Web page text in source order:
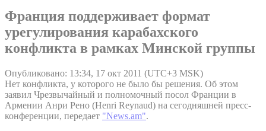
Франция поддерживает формат
урегулирования карабахского
конфликта в рамках Минской группы
Опубликовано: 13:34, 17 окт 2011 (UTC+3 MSK)
Нет конфликта, у которого не было бы решения. Об этом
заявил Чрезвычайный и полномочный посол Франции в
Армении Анри Рено (Henri Reynaud) на сегодняшней пресс-
конференции, передает "News.am".